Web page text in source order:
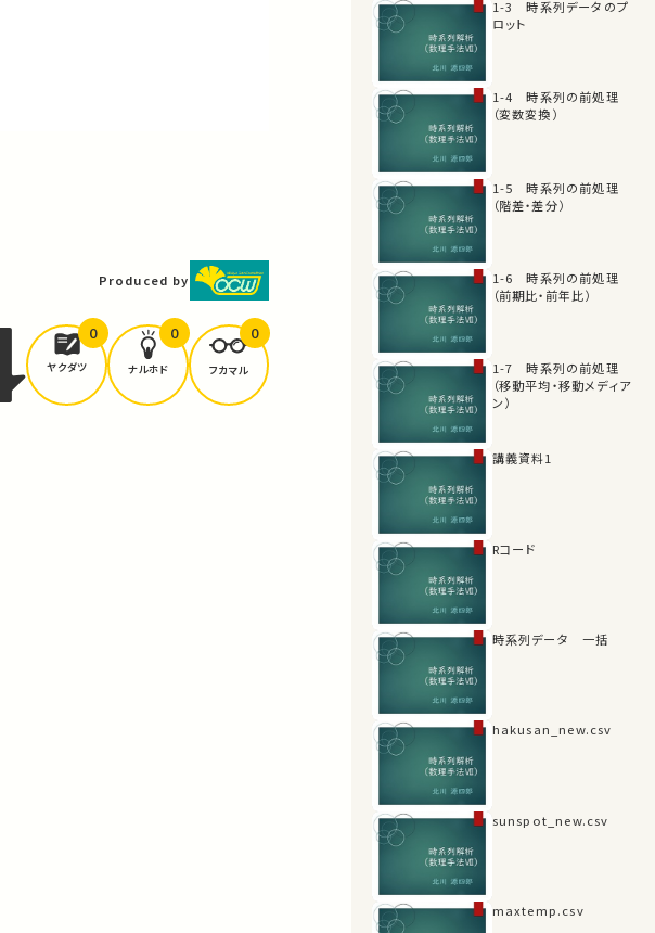
Produced by
ヤクダツ
0
ナルホド
0
フカマル
0
1-3 時系列データのプ
ロット
1-4 時系列の前処理
（変数変換）
1-5 時系列の前処理
（階差・差分）
1-6 時系列の前処理
（前期比・前年比）
1-7 時系列の前処理
（移動平均・移動メディア
ン）
講義資料1
Rコード
時系列データ 一括
hakusan_new.csv
sunspot_new.csv
maxtemp.csv